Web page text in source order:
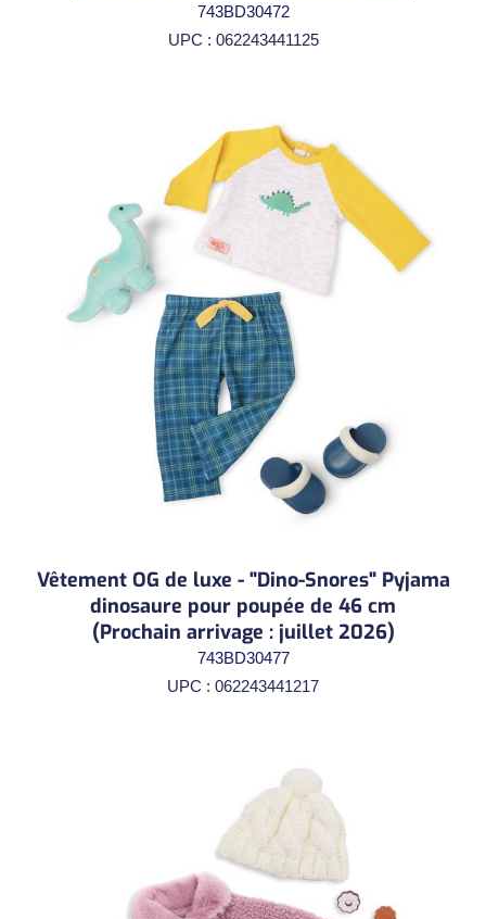
743BD30472
UPC : 062243441125
Vêtement OG de luxe - "Dino-Snores" Pyjama
dinosaure pour poupée de 46 cm
(Prochain arrivage : juillet 2026)
743BD30477
UPC : 062243441217